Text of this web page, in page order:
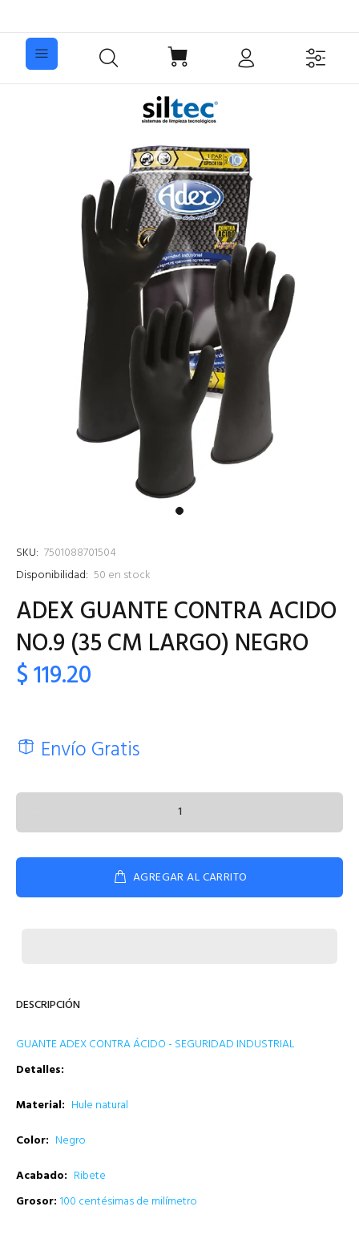
SKU: 7501088701504
Disponibilidad: 50 en stock
ADEX GUANTE CONTRA ACIDO
NO.9 (35 CM LARGO) NEGRO
$ 119.20
Envío Gratis
AGREGAR AL CARRITO
DESCRIPCIÓN
GUANTE ADEX CONTRA ÁCIDO - SEGURIDAD INDUSTRIAL
Detalles:
Material: Hule natural
Color: Negro
Acabado: Ribete
Grosor: 100 centésimas de milímetro